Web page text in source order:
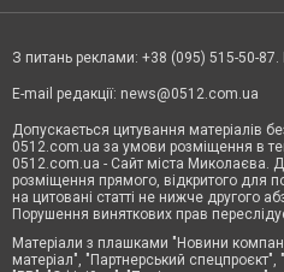
З питань реклами: +38 (095) 515-50-87.
E-mail редакції: news@0512.com.ua
Допускається цитування матеріалів
0512.com.ua за умови розміщення в
0512.com.ua - Сайт міста Миколаєва.
розміщення прямого, відкритого для
на цитовані статті не нижче другого
Порушення виняткових прав
Матеріали з плашками "Новини
матеріал", "Партнерський спецпроєкт",